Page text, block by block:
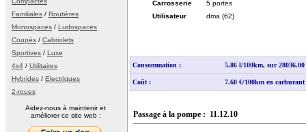
Familiales / Routières
Monospaces / Ludospaces
Coupés / Cabriolets
Sportives / Luxe
4x4 / Utilitaires
Hybrides / Electriques
2-roues
Aidez-nous à maintenir et
améliorer ce site web :
Carrosserie
5 portes
Utilisateur
dma (62)
Consommation : 5.86 l/100km, sur
Coût : 7.60 €/100km en carburant
Passage à la pompe : 11.12.10